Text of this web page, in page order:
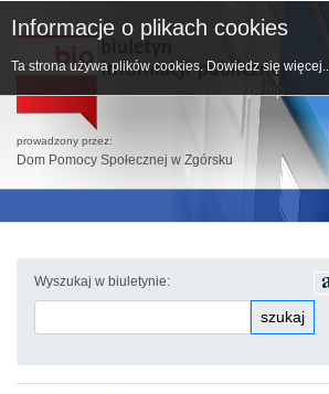
prowadzony przez:
Dom Pomocy Społecznej w Zgórsku
Wyszukaj w biuletynie:
szukaj
Informacje o plikach cookies
Ta strona używa plików cookies. Dowiedz się więcej...